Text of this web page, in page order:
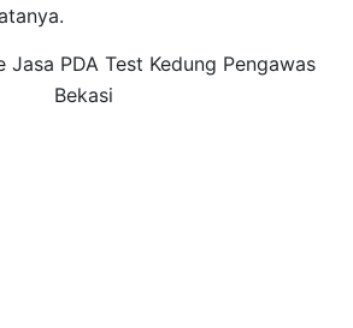
PDA Test Kedung Pengawas
Bekasi